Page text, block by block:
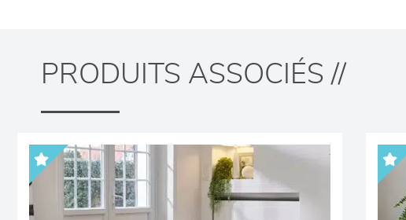
PRODUITS ASSOCIÉS //